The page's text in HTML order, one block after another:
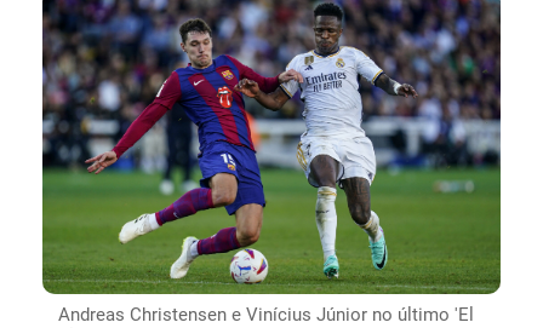
Andreas Christensen e Vinícius Júnior no último 'El